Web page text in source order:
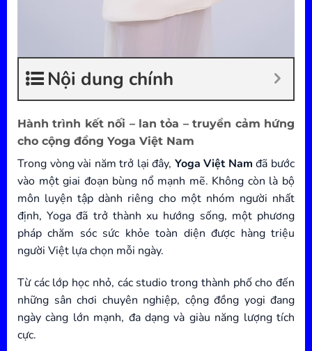
Nội dung chính
Hành trình kết nối – lan tỏa – truyền cảm hứng
cho cộng đồng Yoga Việt Nam
Trong vòng vài năm trở lại đây, Yoga Việt Nam đã bước
vào một giai đoạn bùng nổ mạnh mẽ. Không còn là bộ
môn luyện tập dành riêng cho một nhóm người nhất
định, Yoga đã trở thành xu hướng sống, một phương
pháp chăm sóc sức khỏe toàn diện được hàng triệu
người Việt lựa chọn mỗi ngày.
Từ các lớp học nhỏ, các studio trong thành phố cho đến
những sân chơi chuyên nghiệp, cộng đồng yogi đang
ngày càng lớn mạnh, đa dạng và giàu năng lượng tích
cực.